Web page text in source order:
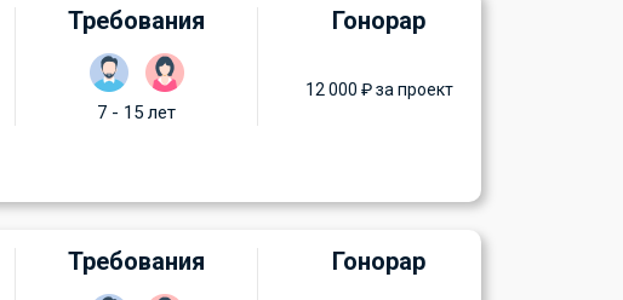
Требования
7 - 15 лет
Гонорар
12 000 ₽ за проект
Требования Гонорар